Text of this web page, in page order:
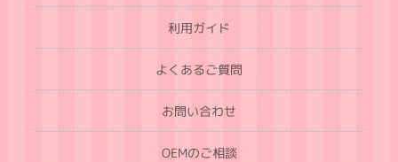
利用ガイド
よくあるご質問
お問い合わせ
OEMのご相談